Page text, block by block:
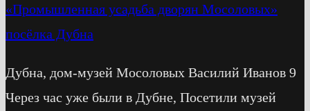
«Промышленная усадьба дворян Мосоловых»
посёлка Дубна
Дубна, дом-музей Мосоловых Василий Иванов 9
Через час уже были в Дубне, Посетили музей